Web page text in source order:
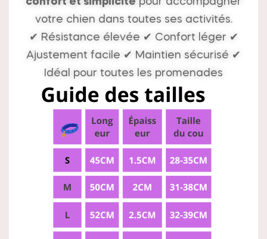
votre chien dans toutes ses activités.
✔ Résistance élevée ✔ Confort léger ✔
Ajustement facile ✔ Maintien sécurisé ✔
Idéal pour toutes les promenades